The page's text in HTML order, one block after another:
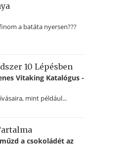
a batáta nyersen???
10 Lépésben
Vitaking Katalógus -
mint például...
a csokoládét az